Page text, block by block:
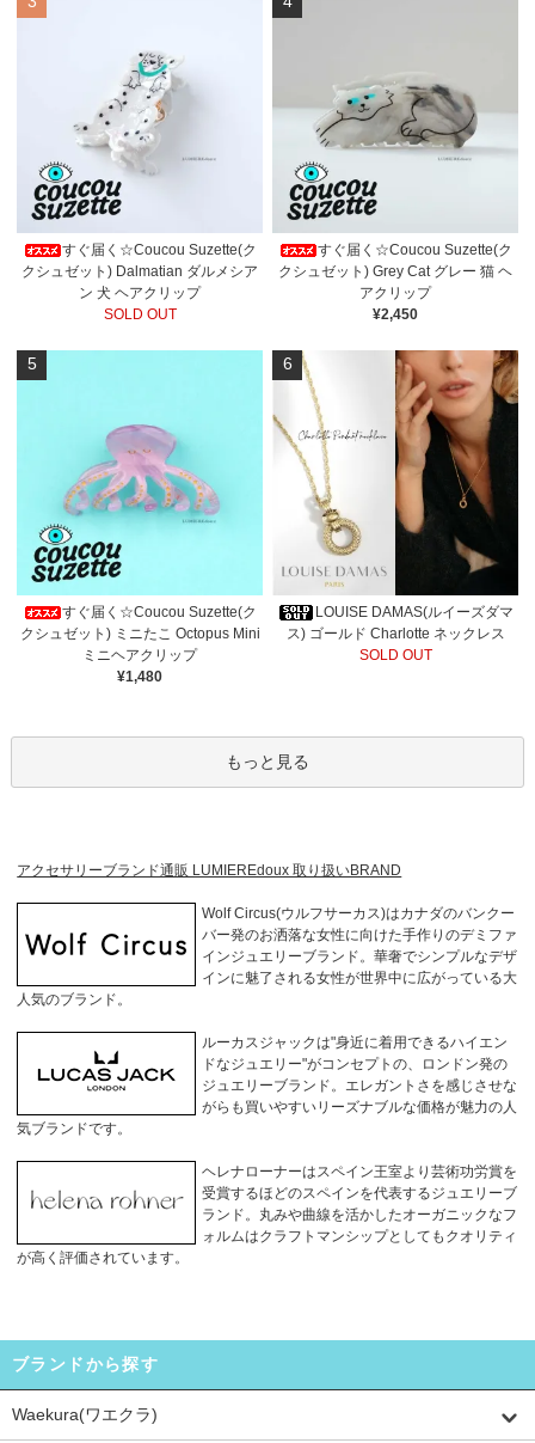
すぐ届く☆Coucou Suzette(ク
クシュゼット) Dalmatian ダルメシア
ン 犬 ヘアクリップ
SOLD OUT
すぐ届く☆Coucou Suzette(ク
クシュゼット) Grey Cat グレー 猫 ヘ
アクリップ
¥2,450
5
すぐ届く☆Coucou Suzette(ク
クシュゼット) ミニたこ Octopus Mini
ミニヘアクリップ
¥1,480
6
LOUISE DAMAS(ルイーズダマ
ス) ゴールド Charlotte ネックレス
SOLD OUT
もっと見る
アクセサリーブランド通販 LUMIEREdoux 取り扱いBRAND
Wolf Circus(ウルフサーカス)はカナダのバンクー
バー発のお洒落な女性に向けた手作りのデミファ
インジュエリーブランド。華奢でシンプルなデザ
インに魅了される女性が世界中に広がっている大
人気のブランド。
ルーカスジャックは"身近に着用できるハイエン
ドなジュエリー"がコンセプトの、ロンドン発の
ジュエリーブランド。エレガントさを感じさせな
がらも買いやすいリーズナブルな価格が魅力の人
気ブランドです。
ヘレナローナーはスペイン王室より芸術功労賞を
受賞するほどのスペインを代表するジュエリーブ
ランド。丸みや曲線を活かしたオーガニックなフ
ォルムはクラフトマンシップとしてもクオリティ
が高く評価されています。
ブランドから探す
Waekura(ワエクラ)